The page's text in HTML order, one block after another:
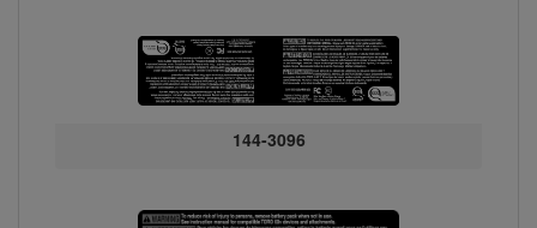
144-3096